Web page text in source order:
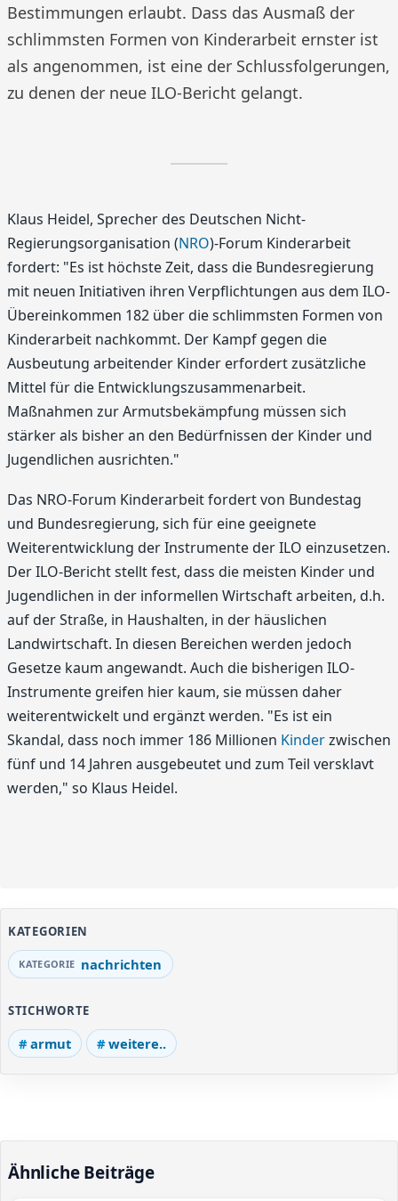
Bestimmungen erlaubt. Dass das Ausmaß der
schlimmsten Formen von Kinderarbeit ernster ist
als angenommen, ist eine der Schlussfolgerungen,
zu denen der neue ILO-Bericht gelangt.
Klaus Heidel, Sprecher des Deutschen Nicht-
Regierungsorganisation (NRO)-Forum Kinderarbeit
fordert: "Es ist höchste Zeit, dass die Bundesregierung
mit neuen Initiativen ihren Verpflichtungen aus dem ILO-
Übereinkommen 182 über die schlimmsten Formen von
Kinderarbeit nachkommt. Der Kampf gegen die
Ausbeutung arbeitender Kinder erfordert zusätzliche
Mittel für die Entwicklungszusammenarbeit.
Maßnahmen zur Armutsbekämpfung müssen sich
stärker als bisher an den Bedürfnissen der Kinder und
Jugendlichen ausrichten."
Das NRO-Forum Kinderarbeit fordert von Bundestag
und Bundesregierung, sich für eine geeignete
Weiterentwicklung der Instrumente der ILO einzusetzen.
Der ILO-Bericht stellt fest, dass die meisten Kinder und
Jugendlichen in der informellen Wirtschaft arbeiten, d.h.
auf der Straße, in Haushalten, in der häuslichen
Landwirtschaft. In diesen Bereichen werden jedoch
Gesetze kaum angewandt. Auch die bisherigen ILO-
Instrumente greifen hier kaum, sie müssen daher
weiterentwickelt und ergänzt werden. "Es ist ein
Skandal, dass noch immer 186 Millionen Kinderzwischen
fünf und 14 Jahren ausgebeutet und zum Teil versklavt
werden," so Klaus Heidel.
KATEGORIEN
nachrichten
STICHWORTE
armut weitere..
Ähnliche Beiträge